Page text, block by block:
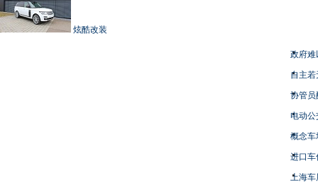
炫酷改装
政府难
自主
协管员
电动
概念车
进口车
上海